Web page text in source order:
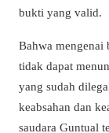
bukti yang valid.
Bahwa
tidak dapat
yang sudah
keabsahan dan
saudara Guntual